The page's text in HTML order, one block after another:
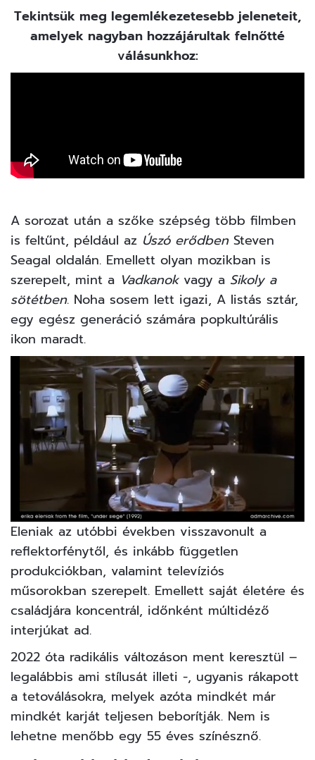
Tekintsük meg legemlékezetesebb jeleneteit,
amelyek nagyban hozzájárultak felnőtté
válásunkhoz:
A sorozat után a szőke szépség több filmben
is feltűnt, például az Úszó erődbenSteven
Seagal oldalán. Emellett olyan mozikban is
szerepelt, mint a Vadkanokvagy a Sikoly a
sötétben. Noha sosem lett igazi, A listás sztár,
egy egész generáció számára popkultúrális
ikon maradt.
0
of
21
Eleniak az utóbbi években visszavonult a
reflektorfénytől, és inkább független
produkciókban, valamint televíziós
műsorokban szerepelt. Emellett saját életére és
családjára koncentrál, időnként múltidéző
interjúkat ad.
2022 óta radikális változáson ment keresztül –
legalábbis ami stílusát illeti -, ugyanis rákapott
a tetoválásokra, melyek azóta mindkét már
mindkét karját teljesen beborítják. Nem is
lehetne menőbb egy 55 éves színésznő.